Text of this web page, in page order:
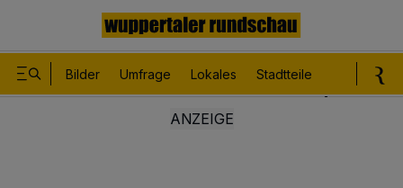
Bilder Umfrage Lokales Stadtteile